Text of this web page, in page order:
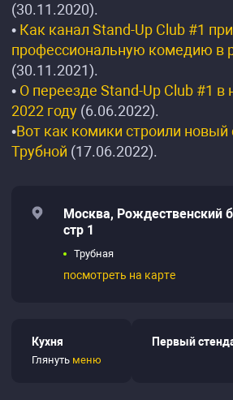
(30.11.2020).
• Как канал Stand-Up Club #1
профессиональную комедию в
(30.11.2021).
• О переезде Stand-Up Club #1 в
2022 году (6.06.2022).
•Вот как комики строили новый
Трубной (17.06.2022).
Москва, Рождественский
стр 1
Трубная
посмотреть на карте
Кухня
Глянуть меню
Первый